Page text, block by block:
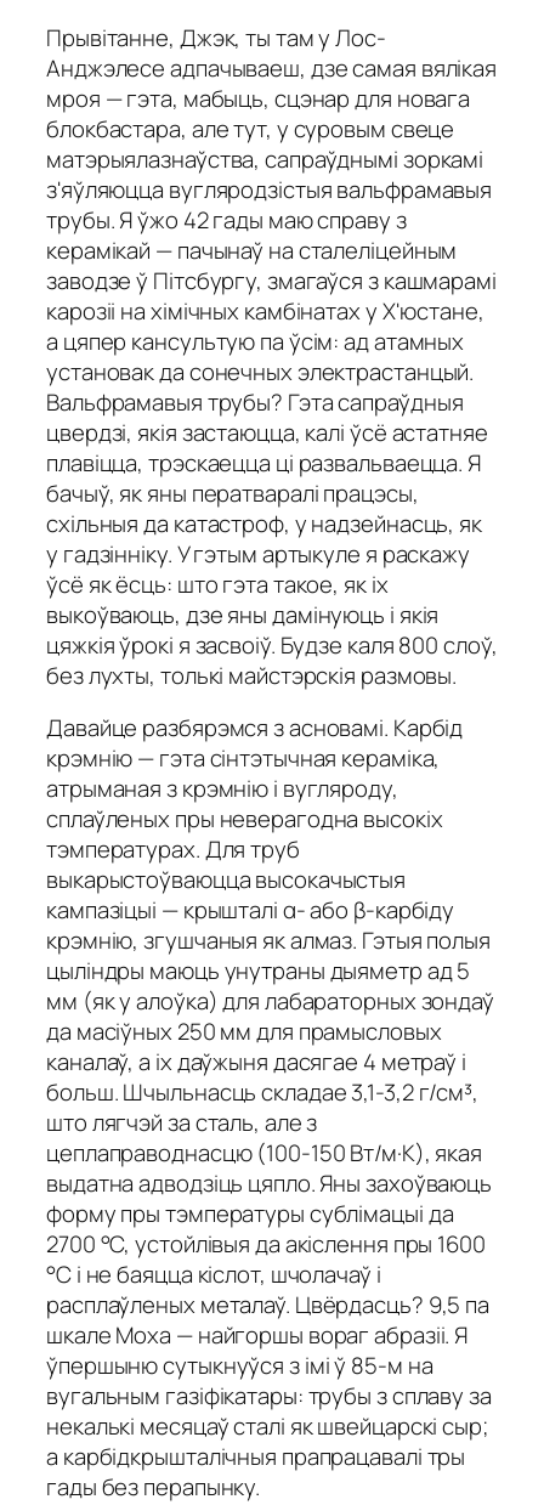
Прывітанне, Джэк, ты там у Лос-
Анджэлесе адпачываеш, дзе самая вялікая
мроя — гэта, мабыць, сцэнар для новага
блокбастара, але тут, у суровым свеце
матэрыялазнаўства, сапраўднымі зоркамі
з'яўляюцца вугляродзістыя вальфрамавыя
трубы. Я ўжо 42 гады маю справу з
керамікай — пачынаў на сталеліцейным
заводзе ў Пітсбургу, змагаўся з кашмарамі
карозіі на хімічных камбінатах у Х'юстане,
а цяпер кансультую па ўсім: ад атамных
установак да сонечных электрастанцый.
Вальфрамавыя трубы? Гэта сапраўдныя
цвердзі, якія застаюцца, калі ўсё астатняе
плавіцца, трэскаецца ці развальваецца. Я
бачыў, як яны ператваралі працэсы,
схільныя да катастроф, у надзейнасць, як
у гадзінніку. У гэтым артыкуле я раскажу
ўсё як ёсць: што гэта такое, як іх
выкоўваюць, дзе яны дамінуюць і якія
цяжкія ўрокі я засвоіў. Будзе каля 800 слоў,
без лухты, толькі майстэрскія размовы.
Давайце разбярэмся з асновамі. Карбід
крэмнію — гэта сінтэтычная кераміка,
атрыманая з крэмнію і вугляроду,
сплаўленых пры неверагодна высокіх
тэмпературах. Для труб
выкарыстоўваюцца высокачыстыя
кампазіцыі — крышталі α- або β-карбіду
крэмнію, згушчаныя як алмаз. Гэтыя полыя
цыліндры маюць унутраны дыяметр ад 5
мм (як у алоўка) для лабараторных зондаў
да масіўных 250 мм для прамысловых
каналаў, а іх даўжыня дасягае 4 метраў і
больш. Шчыльнасць складае 3,1-3,2 г/см³,
што лягчэй за сталь, але з
цеплаправоднасцю (100-150 Вт/м·К), якая
выдатна адводзіць цяпло. Яны захоўваюць
форму пры тэмпературы сублімацыі да
2700 °C, устойлівыя да акіслення пры 1600
°C і не баяцца кіслот, шчолачаў і
расплаўленых металаў. Цвёрдасць? 9,5 па
шкале Моха — найгоршы вораг абразіі. Я
ўпершыню сутыкнуўся з імі ў 85-м на
вугальным газіфікатары: трубы з сплаву за
некалькі месяцаў сталі як швейцарскі сыр;
а карбідкрышталічныя прапрацавалі тры
гады без перапынку.